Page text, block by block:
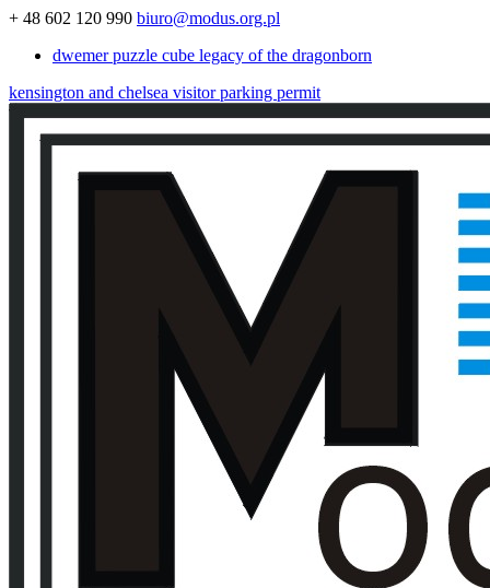
+ 48 602 120 990 biuro@modus.org.pl
dwemer puzzle cube legacy of the dragonborn
kensington and chelsea visitor parking permit